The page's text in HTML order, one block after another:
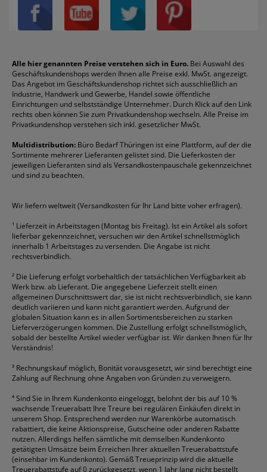
Privatsphäre-Einstellungen
Über uns
Reklamation / Retouren
Vertrag widerrufen (Privatkunden)
Rabatte & Aktionen
Blöcke
Boardmarker
Briefumschläge
Druckerpatronen
Etiketten
Fineliner
Folienschreiber
Formulare
Gelschreiber
Geschäftsbücher
Kaffee
Klebeband
Klemmmappen
Kopierpapier
Korrekturmittel
Kugelschreiber
Mappen
Ordner
Packband
Permanentmarker
Schnellhefter
Sichthüllen
Taschenrechner
Textmarker
Tintenroller
Tintenpatronen
Toilettenpapier
Toner
Versandmaterial
Versandtaschen
Canon
Durable
DYMO
Edding
Esselte
Faber-Castell
Fellowes
Franken
Fripa
HP
Läufer
Melitta
Pentel
Pelikan
Pilot
Pritt
Schneider
Stabilo
Staedtler
alle Marken anzeigen
Alle hier genannten Preise verstehen sich in Euro. Bei Auswahl des
Geschäftskundenshops werden Ihnen alle Preise exkl. MwSt. angezeigt.
Das Angebot im Geschäftskundenshop richtet sich ausschließlich an
Industrie, Handwerk und Gewerbe, Handel sowie öffentliche
Einrichtungen und selbstständige Unternehmer. Durch Klick auf den Link
rechts oben können Sie zum Privatkundenshop wechseln. Alle Preise im
Privatkundenshop verstehen sich inkl. gesetzlicher MwSt.
Multidistribution: Büro Bedarf Thüringen ist eine Plattform, auf der die
Sortimente mehrerer Lieferanten gelistet sind. Die Lieferkosten der
jeweiligen Lieferanten sind als Versandkostenpauschale gekennzeichnet
und sind zu beachten.
Wir liefern weltweit (Versandkosten für Ihr Land bitte voher erfragen).
¹ Lieferzeit in Arbeitstagen (Montag bis Freitag). Ist ein Artikel als sofort
lieferbar gekennzeichnet, versuchen wir den Artikel schnellstmöglich
innerhalb 1 Arbeitstages zu versenden. Die Angabe ist nicht
rechtsverbindlich.
² Die Lieferung erfolgt vorbehaltlich der tatsächlichen Verfügbarkeit ab
Werk bzw. ab Lieferant. Die angegebene Lieferzeit stellt einen
allgemeinen Durschnittswert dar, sie ist nicht rechtsverbindlich, sie kann
deutlich variieren und kann nicht garantiert werden. Aufgrund der
globalen Situation kann es in allen Sortimentsbereichen zu starken
Lieferverzögerungen kommen. Die Zustellung erfolgt schnellstmöglich,
sobald der bestellte Artikel wieder verfügbar ist. Wir danken Ihnen für Ihr
Verständnis!
³ Rechnungskauf möglich, Bonität vorausgesetzt, wir sind berechtigt eine
Zahlung auf Rechnung ohne Angaben von Gründen zu verweigern.
⁴Sind Sie in Ihrem Kundenkonto eingeloggt, belohnt der bis auf 10 %
wachsende Treuerabatt Ihre Treure bei regulären Einkäufen direkt in
unserem Shop. Entsprechend werden nur Warenkörbe automatisch
rabattiert, die keine Aktionspreise, Gutscheine oder anderen Rabatte
nutzen. Allerdings helfen sämtliche mit demselben Kundenkonto
getätigten Umsätze beim Erreichen Ihrer aktuellen Treuerabattstufe
(einsehbar im Kundenkonto). Gemäß Treueprinzip wird die aktuelle
Treuerabattstufe auf 0 zurückgesetzt, wenn 1 Jahr lang nicht bestellt